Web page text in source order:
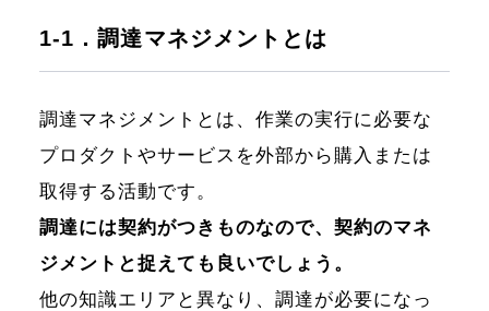
1-1．調達マネジメントとは
調達マネジメントとは、作業の実行に必要な
プロダクトやサービスを外部から購入または
取得する活動です。
調達には契約がつきものなので、契約のマネ
ジメントと捉えても良いでしょう。
他の知識エリアと異なり、調達が必要になっ